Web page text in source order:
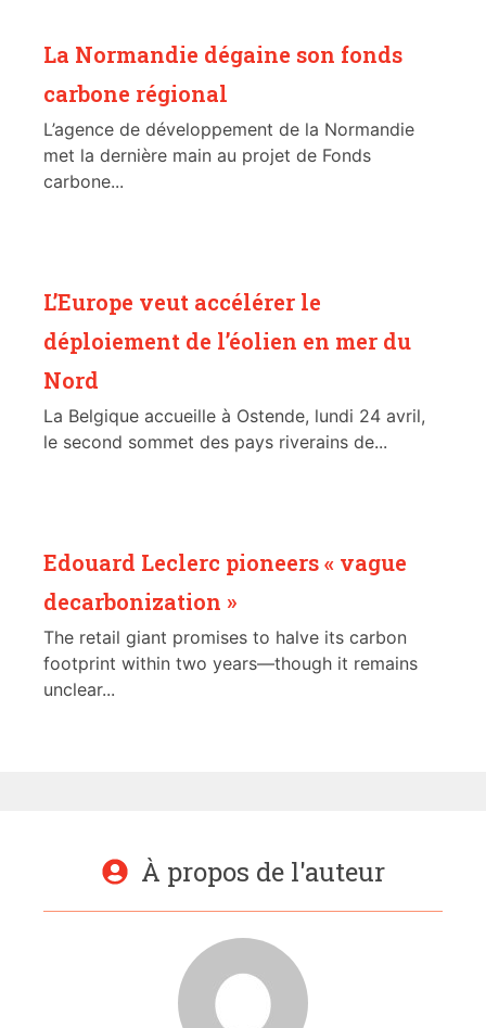
La Normandie dégaine son fonds
carbone régional
L’agence de développement de la Normandie
met la dernière main au projet de Fonds
carbone...
L’Europe veut accélérer le
déploiement de l’éolien en mer du
Nord
La Belgique accueille à Ostende, lundi 24 avril,
le second sommet des pays riverains de...
Edouard Leclerc pioneers « vague
decarbonization »
The retail giant promises to halve its carbon
footprint within two years—though it remains
unclear...
À propos de l'auteur